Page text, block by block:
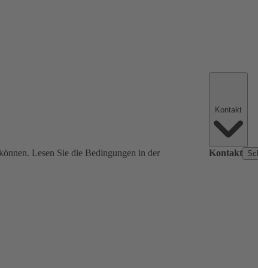
Lesen Sie die Bedingungen in der
Kontakt